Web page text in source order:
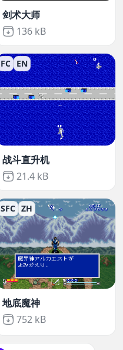
剑术大师
Not downloaded
136 kB
FC EN
战斗直升机
Not downloaded
21.4 kB
SFC ZH
地底魔神
Not downloaded
752 kB